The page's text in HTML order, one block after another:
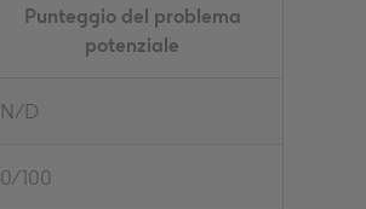
Punteggio del problema
potenziale
N/D
0/100